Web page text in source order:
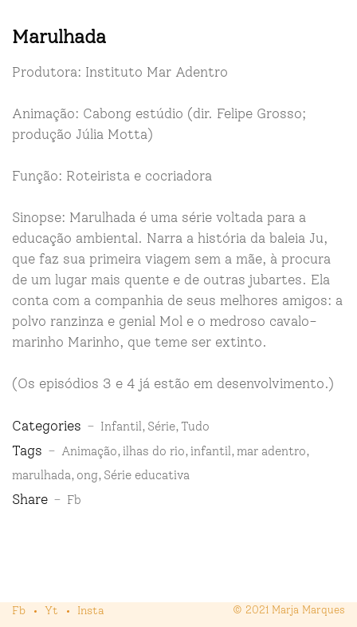
Marulhada
Produtora: Instituto Mar Adentro
Animação: Cabong estúdio (dir. Felipe Grosso;
produção Júlia Motta)
Função: Roteirista e cocriadora
Sinopse: Marulhada é uma série voltada para a
educação ambiental. Narra a história da baleia Ju,
que faz sua primeira viagem sem a mãe, à procura
de um lugar mais quente e de outras jubartes. Ela
conta com a companhia de seus melhores amigos: a
polvo ranzinza e genial Mol e o medroso cavalo-
marinho Marinho, que teme ser extinto.
(Os episódios 3 e 4 já estão em desenvolvimento.)
Categories Infantil Série Tudo
Tags Animação ilhas do rio infantil mar adentro
marulhada ong Série educativa
Share Fb
Fb Yt Insta © 2021 Marja Marques